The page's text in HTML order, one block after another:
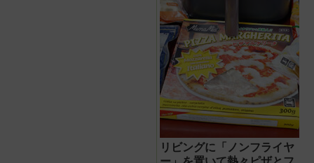
リビングに「ノンフライヤ